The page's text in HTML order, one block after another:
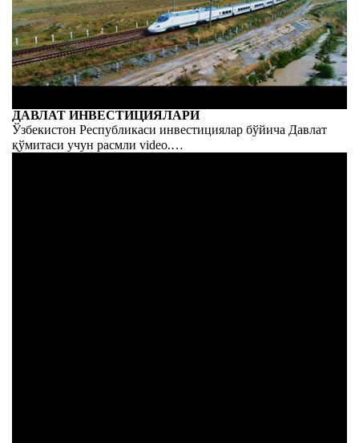
ДАВЛАТ ИНВЕСТИЦИЯЛАРИ
Ўзбекистон Республикаси инвестициялар бўйича Давлат
қўмитаси учун расмли video.